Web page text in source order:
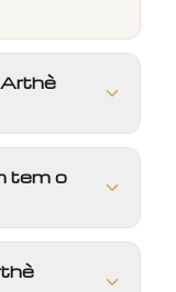
tem o